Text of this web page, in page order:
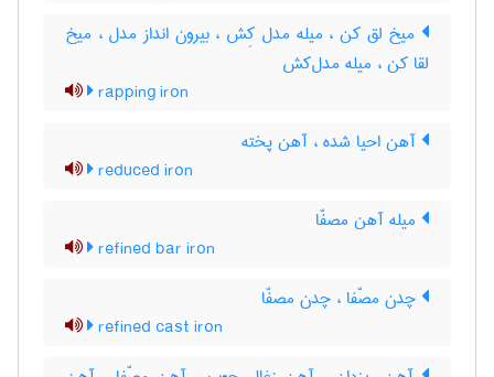
میخ لق کن ، میله مدل کِش ، بیرون انداز مدل ، میخ
لقا کن ، میله مدل‌کش
rapping iron
آهن احیا شده ، آهن پخته
reduced iron
میله آهن مصفّا
refined bar iron
چدن مصّفا ، چدن مصفّا
refined cast iron